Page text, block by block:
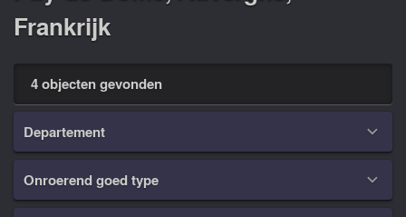
Frankrijk
4 objecten gevonden
Departement 
Onroerend goed type 